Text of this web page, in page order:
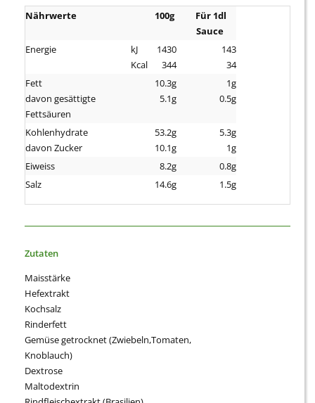
Nährwerte 100g
Für 1dl
Sauce
Energie
kJ
Kcal
1430
344
143
34
Fett
davon gesättigte
Fettsäuren
10.3g
5.1g
1g
0.5g
Kohlenhydrate
davon Zucker
53.2g
10.1g
5.3g
1g
Eiweiss
8.2g
0.8g
Salz
14.6g 1.5g
Zutaten
Maisstärke
Hefextrakt
Kochsalz
Rinderfett
Gemüse getrocknet (Zwiebeln,Tomaten,
Knoblauch)
Dextrose
Maltodextrin